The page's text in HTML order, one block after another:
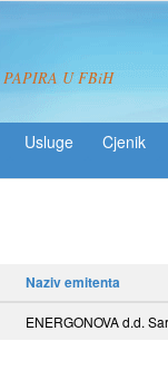
PAPIRA U FBiH
Usluge
Naziv emitenta
ENERGONOVA d.d.